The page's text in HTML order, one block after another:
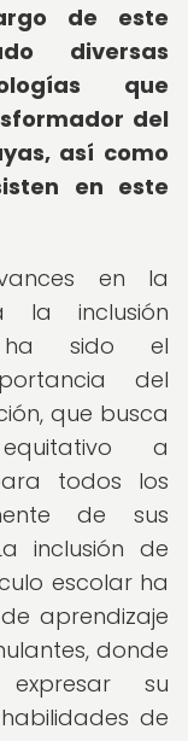
de este
diversas
que
del
así como
en este
en la
la inclusión
ha sido el
del
que busca
a
todos los
de sus
inclusión de
escolar ha
aprendizaje
donde
su
de